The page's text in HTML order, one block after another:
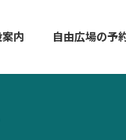
内 自由広場の予